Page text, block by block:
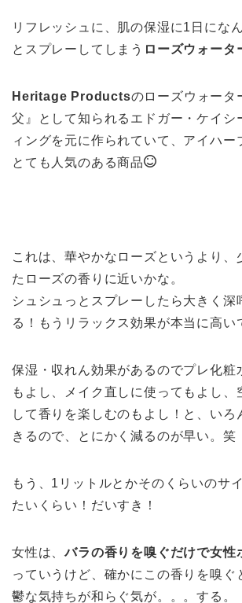
リフレッシュに、肌の保湿に1日にな
とスプレーしてしまう ローズウォータ
Heritage Productsのローズウォータ
父』として知られるエドガー・ケイシ
ィングを元に作られていて、アイハー
とても人気のある商品
これは、華やかなローズというより、
たローズの香りに近いかな。
シュシュっとスプレーしたら大きく深
る！もうリラックス効果が本当に高い
保湿・収れん効果があるのでプレ化粧
もよし、メイク直しに使ってもよし、
して香りを楽しむのもよし！と、いろ
きるので、とにかく減るのが早い。笑
もう、1リットルとかそのくらいのサ
たいくらい！だいすき！
女性は、バラの香りを嗅ぐだけで女性
っていうけど、確かにこの香りを嗅ぐ
鬱な気持ちが和らぐ気が。。。する。